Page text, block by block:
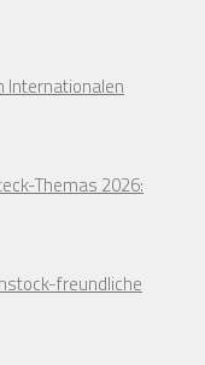
Internationalen
Themas 2026:
freundliche